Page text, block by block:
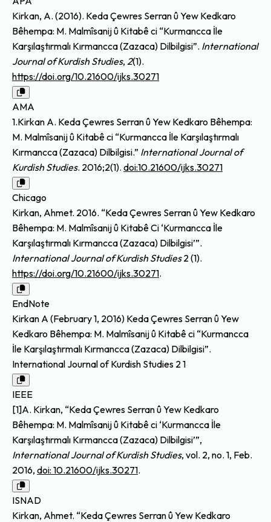
Kirkan, A. (2016). Keda Çewres Serran û Yew Kedkaro
Bêhempa: M. Malmîsanij û Kitabê ci “Kurmancca İle
Karşılaştırmalı Kırmancca (Zazaca) Dilbilgisi”. International
Journal of Kurdish Studies, 2(1).
https://doi.org/10.21600/ijks.30271
AMA
1.Kirkan A. Keda Çewres Serran û Yew Kedkaro Bêhempa:
M. Malmîsanij û Kitabê ci “Kurmancca İle Karşılaştırmalı
Kırmancca (Zazaca) Dilbilgisi.” International Journal of
Kurdish Studies. 2016;2(1). doi:10.21600/ijks.30271
Chicago
Kirkan, Ahmet. 2016. “Keda Çewres Serran û Yew Kedkaro
Bêhempa: M. Malmîsanij û Kitabê Ci ‘Kurmancca İle
Karşılaştırmalı Kırmancca (Zazaca) Dilbilgisi’”.
International Journal of Kurdish Studies2 (1).
https://doi.org/10.21600/ijks.30271.
EndNote
Kirkan A (February 1, 2016) Keda Çewres Serran û Yew
Kedkaro Bêhempa: M. Malmîsanij û Kitabê ci “Kurmancca
İle Karşılaştırmalı Kırmancca (Zazaca) Dilbilgisi”.
International Journal of Kurdish Studies 2 1
IEEE
[1]A. Kirkan, “Keda Çewres Serran û Yew Kedkaro
Bêhempa: M. Malmîsanij û Kitabê ci ‘Kurmancca İle
Karşılaştırmalı Kırmancca (Zazaca) Dilbilgisi’”,
International Journal of Kurdish Studies, vol. 2, no. 1, Feb.
2016, doi: 10.21600/ijks.30271.
ISNAD
Kirkan, Ahmet. “Keda Çewres Serran û Yew Kedkaro